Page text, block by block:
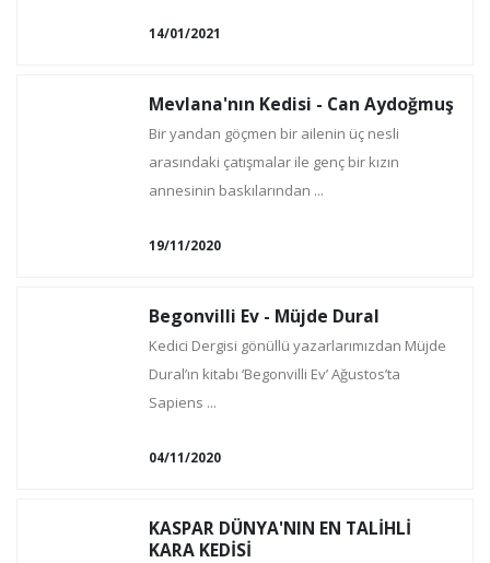
14/01/2021
Mevlana'nın Kedisi - Can Aydoğmuş
Bir yandan göçmen bir ailenin üç nesli
arasındaki çatışmalar ile genç bir kızın
annesinin baskılarından ...
19/11/2020
Begonvilli Ev - Müjde Dural
Kedici Dergisi gönüllü yazarlarımızdan Müjde
Dural’ın kitabı ‘Begonvilli Ev’ Ağustos’ta
Sapiens ...
04/11/2020
KASPAR DÜNYA'NIN EN TALİHLİ
KARA KEDİSİ